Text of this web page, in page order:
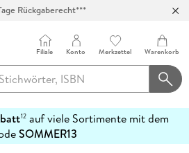
Rückgaberecht***
Filiale Konto Merkzettel Warenkorb
12auf viele Sortimente mit dem
SOMMER13